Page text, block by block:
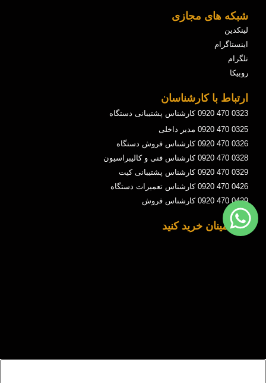
شبکه های مجازی
لینکدین
اینستاگرام
تلگرام
روبیکا
ارتباط با کارشناسان
0323 470 0920 کارشناس پشتیبانی دستگاه
0325 470 0920 مدیر داخلی
0326 470 0920 کارشناس فروش دستگاه
0328 470 0920 کارشناس فنی و کالیبراسیون
0329 470 0920 کارشناس پشتیبانی کیت
0426 470 0920 کارشناس تعمیرات دستگاه
0429 470 0920 کارشناس فروش
با اطمینان خرید کنید